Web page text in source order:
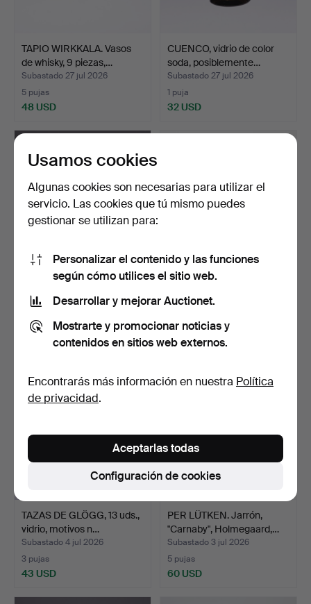
TAPIO WIRKKALA. Vasos
de whisky, 9 piezas,…
Subastado 27 jul 2026
5 pujas
48 USD
CUENCO, vidrio de color
soda, posiblemente…
Subastado 27 jul 2026
1 puja
32 USD
VIDRIO, 7 piezas, "Niva",
Tapio Wirkkala, …
Subastado 4 jul 2026
7 pujas
58 USD
ERIK HÖGLUND. jarrones,
2 piezas, Boda, fi…
1 puja
32 USD
TAZAS DE GLÖGG, 13 uds.,
vidrio, motivos n…
Subastado 4 jul 2026
3 pujas
43 USD
PER LÜTKEN. Jarrón,
"Carnaby", Holmegaard,…
Subastado 3 jul 2026
5 pujas
60 USD
Usamos cookies
Algunas cookies son necesarias para utilizar el
servicio. Las cookies que tú mismo puedes
gestionar se utilizan para:
Personalizar el contenido y las funciones
según cómo utilices el sitio web.
Desarrollar y mejorar Auctionet.
Mostrarte y promocionar noticias y
contenidos en sitios web externos.
Encontrarás más información en nuestra Política
de privacidad.
Configuración de cookies
Aceptarlas todas